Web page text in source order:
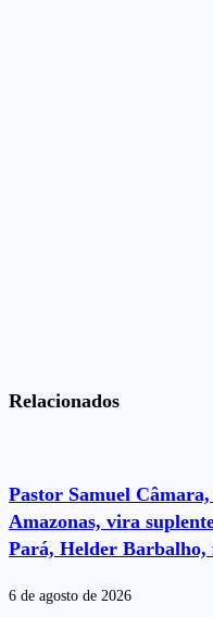
Relacionados
Pastor Samuel
Amazonas, vira
Pará, Helder Barbalho,
6 de agosto de 2026